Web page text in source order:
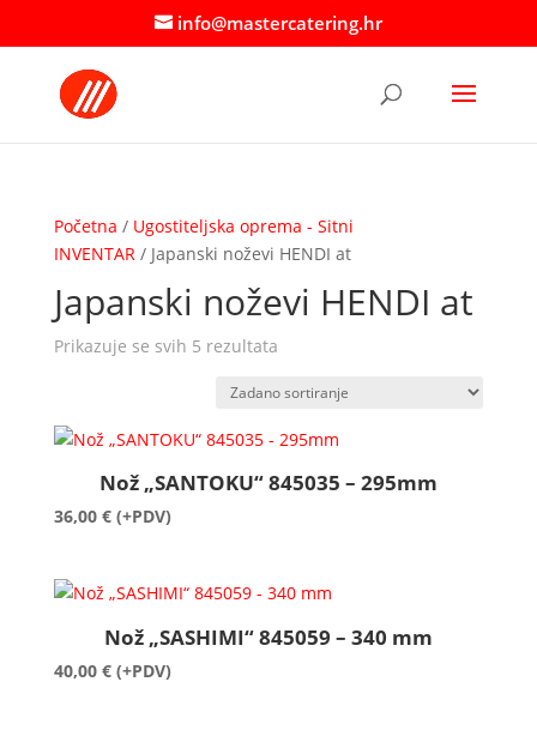
info@mastercatering.hr
Početna / Ugostiteljska oprema - Sitni
INVENTAR / Japanski noževi HENDI at
Japanski noževi HENDI at
Prikazuje se svih 5 rezultata
Nož „SANTOKU“ 845035 – 295mm
36,00 € (+PDV)
Nož „SASHIMI“ 845059 – 340 mm
40,00 € (+PDV)